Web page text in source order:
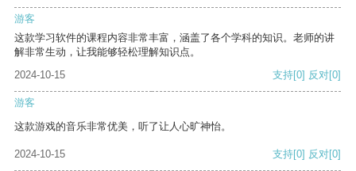
游客
这款学习软件的课程内容非常丰富，涵盖了各个学科的知识。老师的讲
解非常生动，让我能够轻松理解知识点。
2024-10-15
支持[0] 反对[0]
游客
这款游戏的音乐非常优美，听了让人心旷神怡。
2024-10-15 支持[0] 反对[0]